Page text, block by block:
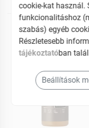
cookie-kat használ.
funkcionalitáshoz
szabás) egyéb
Részletesebb
tájékoztatóban
Beállítások